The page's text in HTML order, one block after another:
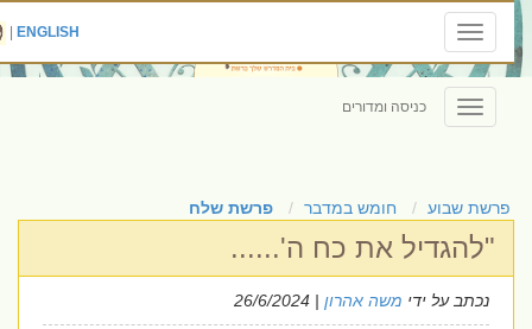
Toggle
navigation
ENGLISH
|
Toggle
navigation
כניסה ומדורים
פרשת שבוע חומש במדבר פרשת שלח
"להגדיל את כח ה'......
נכתב על ידימשה אהרון| 26/6/2024